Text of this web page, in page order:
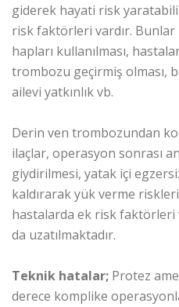
giderek hayati risk
risk faktörleri vardır.
hapları kullanılması,
trombozu geçirmiş olması,
ailevi yatkınlık vb.
Derin ven trombozundan
ilaçlar, operasyon sonrası
giydirilmesi, yatak içi
kaldırarak yük verme
hastalarda ek risk faktörleri
da uzatılmaktadır.
Teknik hatalar; Protez
derece komplike